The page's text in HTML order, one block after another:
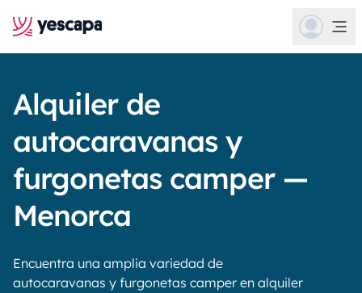
Alquiler de
autocaravanas y
furgonetas camper —
Menorca
Encuentra una amplia variedad de
autocaravanas y furgonetas camper en alquiler